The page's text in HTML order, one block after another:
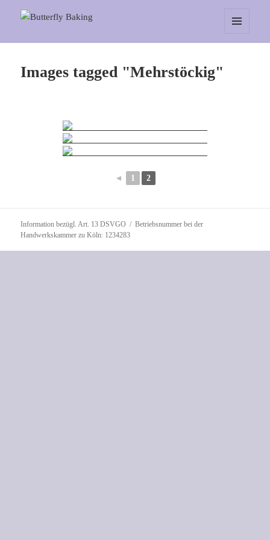
Butterfly Baking
Images tagged "Mehrstöckig"
◄ 1 2
Information bezügl. Art. 13 DSVGO
Betriebsnummer bei der
Handwerkskammer zu Köln: 1234283